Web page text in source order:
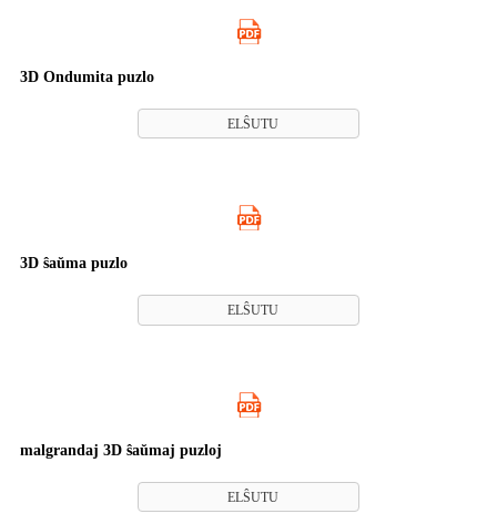
3D Ondumita puzlo
ELŜUTU
3D ŝaŭma puzlo
ELŜUTU
malgrandaj 3D ŝaŭmaj puzloj
ELŜUTU